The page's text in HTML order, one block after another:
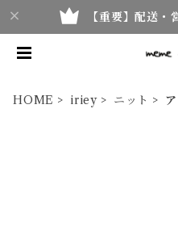
【重要】配送
HOME iriey ニット